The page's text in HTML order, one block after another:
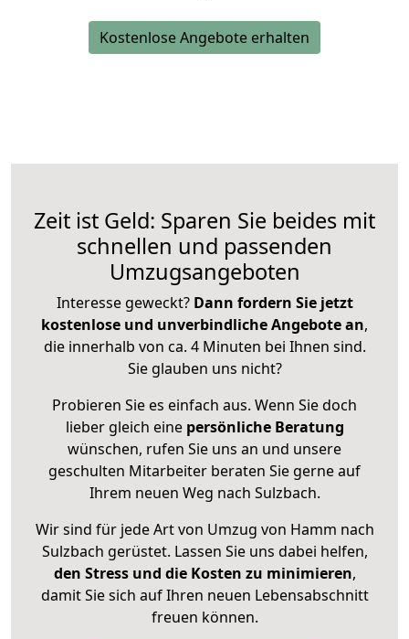
Kostenlose Angebote erhalten
Zeit ist Geld: Sparen Sie beides mit
schnellen und passenden
Umzugsangeboten
Interesse geweckt? Dann fordern Sie jetzt
kostenlose und unverbindliche Angebote an,
die innerhalb von ca. 4 Minuten bei Ihnen sind.
Sie glauben uns nicht?
Probieren Sie es einfach aus. Wenn Sie doch
lieber gleich eine persönliche Beratung
wünschen, rufen Sie uns an und unsere
geschulten Mitarbeiter beraten Sie gerne auf
Ihrem neuen Weg nach Sulzbach.
Wir sind für jede Art von Umzug von Hamm nach
Sulzbach gerüstet. Lassen Sie uns dabei helfen,
den Stress und die Kosten zu minimieren,
damit Sie sich auf Ihren neuen Lebensabschnitt
freuen können.